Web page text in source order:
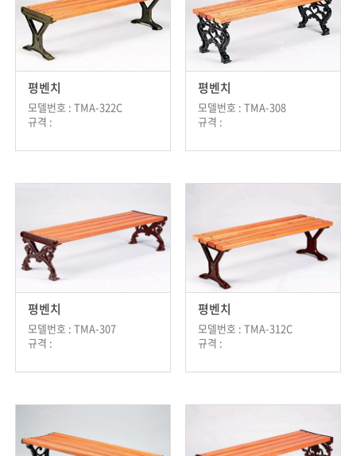
평벤치
모델번호 : TMA-322C
규격 :
평벤치
모델번호 : TMA-308
규격 :
평벤치
모델번호 : TMA-307
규격 :
평벤치
모델번호 : TMA-312C
규격 :